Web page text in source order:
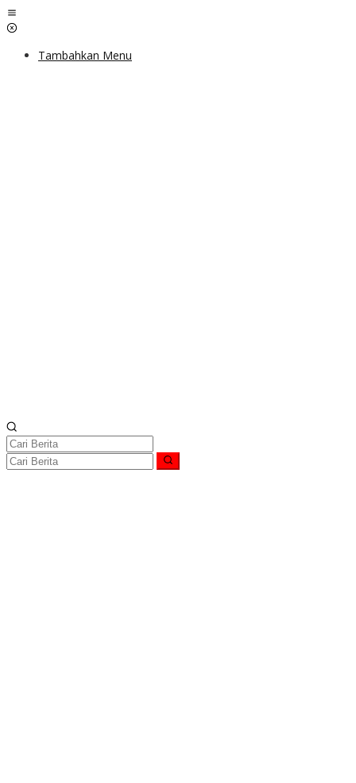
Lewati
ke
Tambahkan Menu